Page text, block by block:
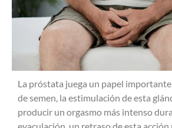
La próstata juega un papel
de semen, la estimulación de esta
producir un orgasmo más intenso